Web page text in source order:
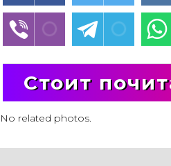
Стоит
No related photos.